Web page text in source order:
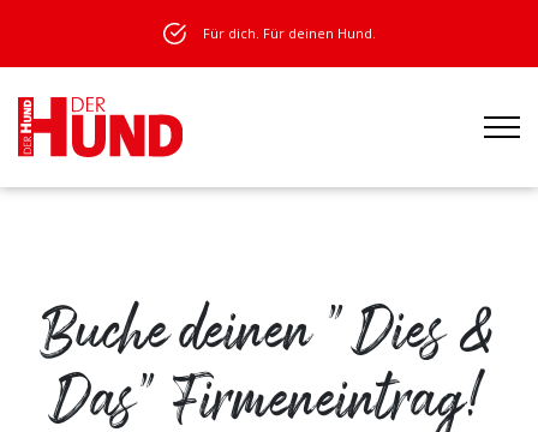
Für dich. Für deinen Hund.
Buche deinen "Dies &
Das" Firmeneintrag!